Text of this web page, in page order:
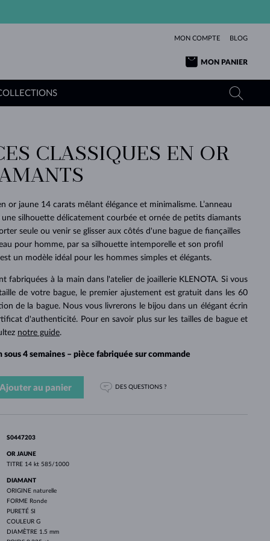
MON COMPTE BLOG
MON PANIER
DE SES
RÊVES
DÉCOUVRIR
L'AMOUR
DÉCOUVRIR
OR JAUNE
OR ROSE
BEAUTÉ
PURE
DÉCOUVRIR
TANZANITES
TOPAZES
MOLDAVITES
POUR BÉBÉS
MARIAGE
OR BLANC
PLUS
BELLES
DÉCOUVRIR
TOURMALINES
MOLDAVITES
PENDENTIFS EN PERLES
OR BLANC
OR JAUNE
OR ROSE
PENDENTIFS
DÉCOUVRIR
INTEMPORELS
DÉCOUVRIR
DES
PERLES
DÉCOUVRIR
SAPHIRS
ÉMERAUDES
MINÉRAUX
MARIAGE
OR JAUNE
OR BLANC
AUTHENTIQUES
DÉCOUVRIR
BEAUTÉ
DÉCOUVRIR
EXCEPTIONNELLES
DÉCOUVRIR
CLASSIQUES EN OR
or jaune 14 carats mêlant élégance et minimalisme. L’anneau
silhouette délicatement courbée et ornée de petits diamants
seule ou venir se glisser aux côtés d'une bague de fiançailles
pour homme, par sa silhouette intemporelle et son profil
un modèle idéal pour les hommes simples et élégants.
fabriquées à la main dans l'atelier de joaillerie KLENOTA. Si vous
de votre bague, le premier ajustement est gratuit dans les 60
de la bague. Nous vous livrerons le bijou dans un élégant écrin
d'authenticité. Pour en savoir plus sur les tailles de bague et
notre guide.
sous 4 semaines – pièce fabriquée sur commande
Ajouter au panier DES QUESTIONS ?
S0447203
OR JAUNE
TITRE 14 kt 585/1000
DIAMANT
ORIGINE naturelle
FORME Ronde
PURETÉ SI
COULEUR G
DIAMÈTRE 1.5 mm